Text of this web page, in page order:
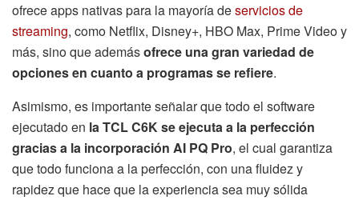
ofrece apps nativas para la mayoría deservicios de
streaming, como Netflix, Disney+, HBO Max, Prime Video y
más, sino que ademásofrece una gran variedad de
opciones en cuanto a programas se refiere.
Asimismo, es importante señalar que todo el software
ejecutado en la TCL C6K se ejecuta a la perfección
gracias a la incorporación AI PQ Pro, el cual garantiza
que todo funciona a la perfección, con una fluidez y
rapidez que hace que la experiencia sea muy sólida